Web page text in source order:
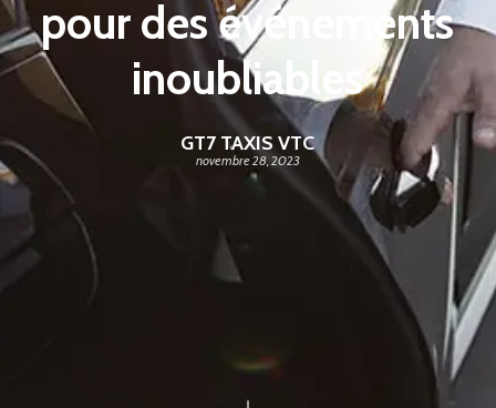
pour des événements
inoubliables
GT7 TAXIS VTC
novembre 28, 2023